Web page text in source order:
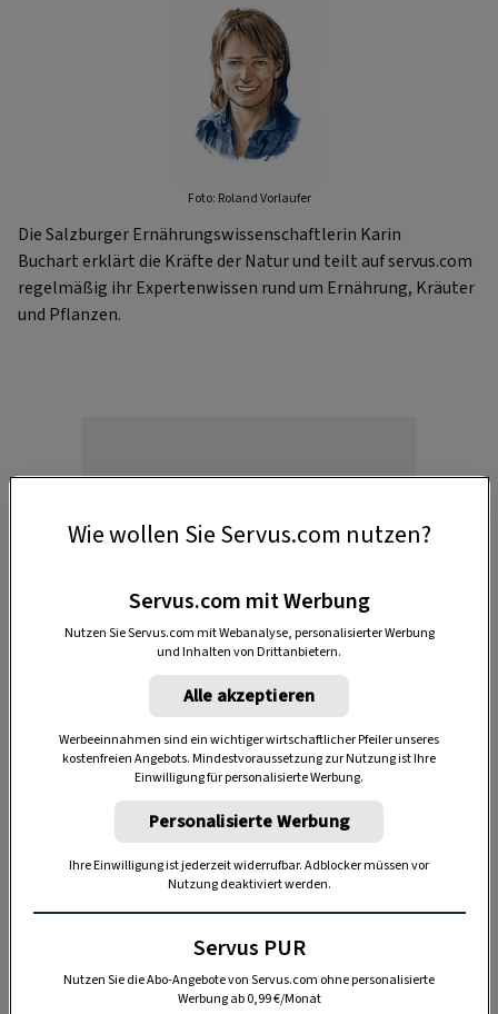
Foto: Roland Vorlaufer
Die Salzburger Ernährungswissenschaftlerin Karin
Buchart erklärt die Kräfte der Natur und teilt auf servus.com
regelmäßig ihr Expertenwissen rund um Ernährung, Kräuter
und Pflanzen.
Heilanwendung
4 g frischer Knoblauch pro Tag, das entspricht
ungefähr einer Zehe, sind jene Menge, bei der
bereits all die positiven Wirkungen auf
können. Für den Gefäßschutz reicht schon 1 g pro
Wie wollen Sie Servus.com nutzen?
Servus.com mit Werbung
Nutzen Sie Servus.com mit Webanalyse, personalisierter Werbung
und Inhalten von Drittanbietern.
Alle akzeptieren
Werbeeinnahmen sind ein wichtiger wirtschaftlicher Pfeiler unseres
kostenfreien Angebots. Mindestvoraussetzung zur Nutzung ist Ihre
Einwilligung für personalisierte Werbung.
Personalisierte Werbung
Ihre Einwilligung ist jederzeit widerrufbar. Adblocker müssen vor
Nutzung deaktiviert werden.
Servus PUR
Nutzen Sie die Abo-Angebote von Servus.com ohne personalisierte
Werbung ab 0,99 €/Monat